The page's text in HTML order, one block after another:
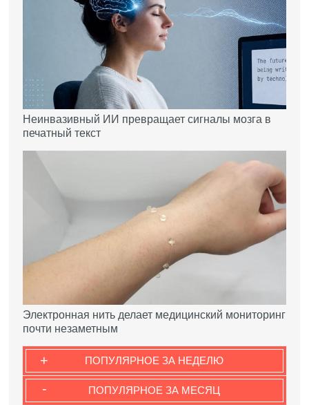
Неинвазивный ИИ превращает сигналы мозга в
печатный текст
Электронная нить делает медицинский мониторинг
почти незаметным
ПОПУЛЯРНОЕ ЗА НЕДЕЛЮ
+
ПОПУЛЯРНОЕ ЗА МЕСЯЦ
-